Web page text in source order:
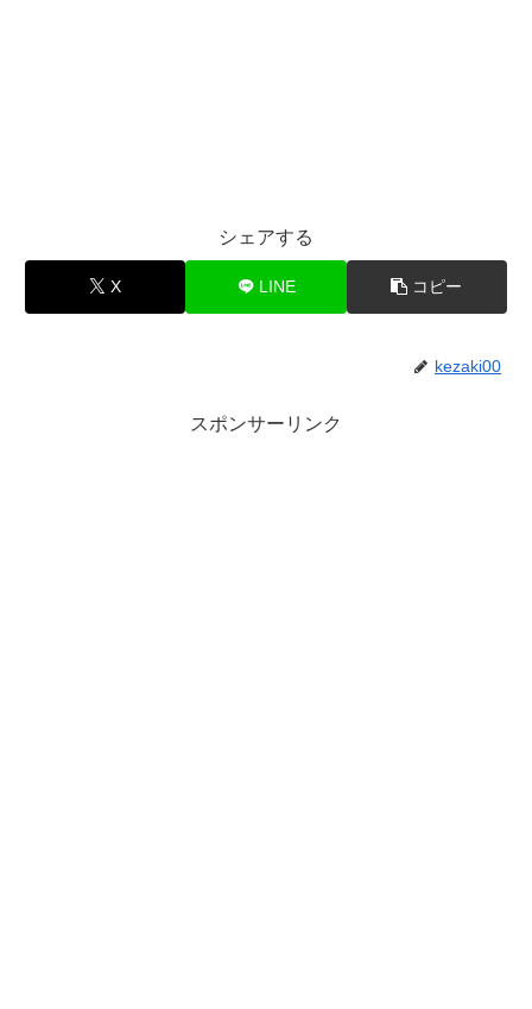
シェアする
X LINE コピー
kezaki00
スポンサーリンク